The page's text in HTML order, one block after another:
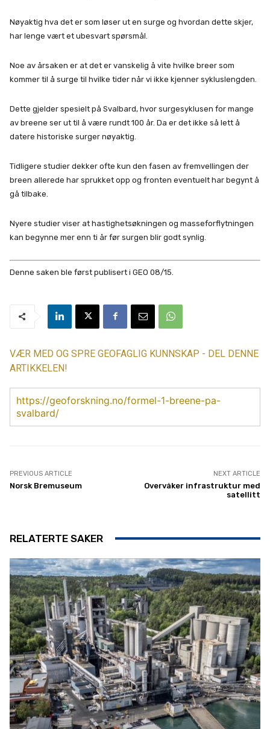
Nøyaktig hva det er som løser ut en surge og hvordan dette skjer,
har lenge vært et ubesvart spørsmål.
Noe av årsaken er at det er vanskelig å vite hvilke breer som
kommer til å surge til hvilke tider når vi ikke kjenner sykluslengden.
Dette gjelder spesielt på Svalbard, hvor surgesyklusen for mange
av breene ser ut til å være rundt 100 år. Da er det ikke så lett å
datere historiske surger nøyaktig.
Tidligere studier dekker ofte kun den fasen av fremvellingen der
breen allerede har sprukket opp og fronten eventuelt har begynt å
gå tilbake.
Nyere studier viser at hastighetsøkningen og masseforflytningen
kan begynne mer enn ti år før surgen blir godt synlig.
Denne saken ble først publisert i GEO 08/15.
VÆR MED OG SPRE GEOFAGLIG KUNNSKAP - DEL DENNE
ARTIKKELEN!
https://geoforskning.no/formel-1-breene-pa-
svalbard/
PREVIOUS ARTICLE
Norsk Bremuseum
NEXT ARTICLE
Overvåker infrastruktur med
satellitt
RELATERTE SAKER